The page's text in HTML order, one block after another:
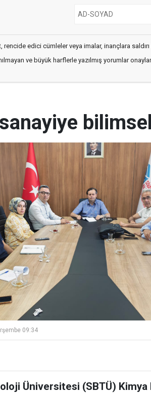
rencide edici cümleler veya imalar, inançlara
ve büyük harflerle yazılmış yorumlar
09:34
Üniversitesi (SBTÜ)